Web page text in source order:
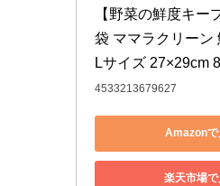
【野菜の鮮度キー
袋 ママラクリーン
Lサイズ 27×29cm
4533213679627
Amazonで
楽天市場で